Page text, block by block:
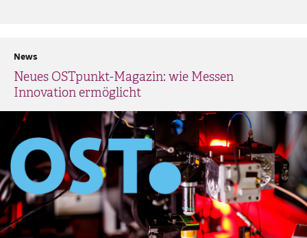
Neues OSTpunkt-Magazin: wie Messen
Innovation ermöglicht
News